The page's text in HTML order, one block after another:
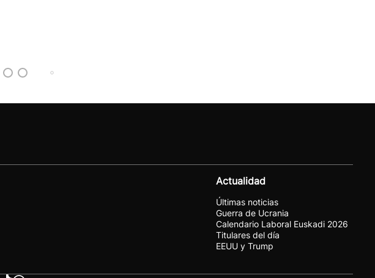
Actualidad
Últimas noticias
Guerra de Ucrania
Calendario Laboral Euskadi 2026
Titulares del día
EEUU y Trump